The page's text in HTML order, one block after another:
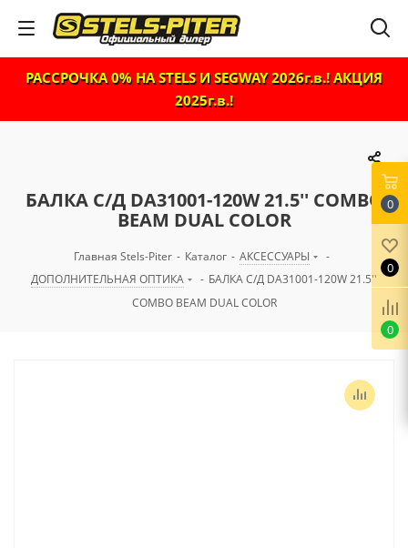
РАССРОЧКА 0% НА STELS И SEGWAY 2026г.в.! АКЦИЯ
2025г.в.!
БАЛКА С/Д DA31001-120W 21.5'' COMBO
BEAM DUAL COLOR
Главная Stels-Piter - Каталог - АКСЕССУАРЫ
-
ДОПОЛНИТЕЛЬНАЯ ОПТИКА
- БАЛКА С/Д DA31001-120W 21.5''
COMBO BEAM DUAL COLOR
0
0
0